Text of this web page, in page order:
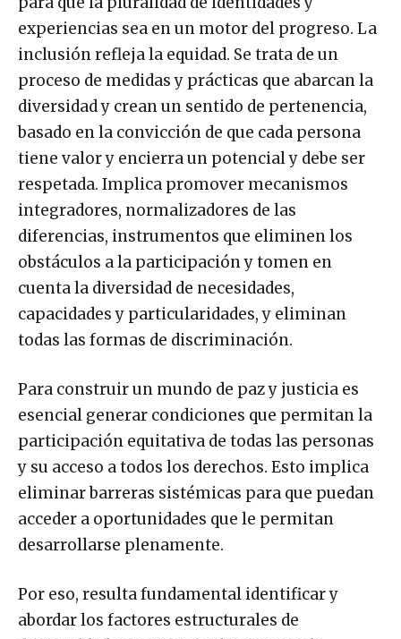
experiencias sea en un motor del progreso. La
inclusión refleja la equidad. Se trata de un
proceso de medidas y prácticas que abarcan la
diversidad y crean un sentido de pertenencia,
basado en la convicción de que cada persona
tiene valor y encierra un potencial y debe ser
respetada. Implica promover mecanismos
integradores, normalizadores de las
diferencias, instrumentos que eliminen los
obstáculos a la participación y tomen en
cuenta la diversidad de necesidades,
capacidades y particularidades, y eliminan
todas las formas de discriminación.
Para construir un mundo de paz y justicia es
esencial generar condiciones que permitan la
participación equitativa de todas las personas
y su acceso a todos los derechos. Esto implica
eliminar barreras sistémicas para que puedan
acceder a oportunidades que le permitan
desarrollarse plenamente.
Por eso, resulta fundamental identificar y
abordar los factores estructurales de